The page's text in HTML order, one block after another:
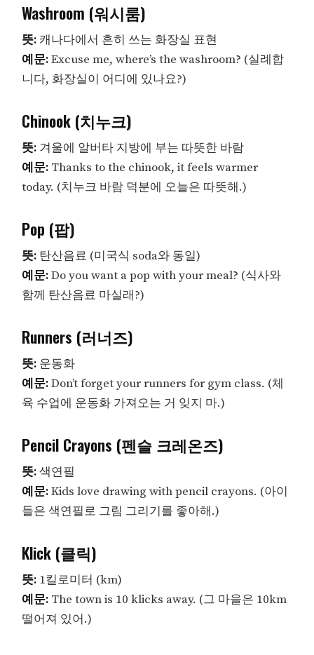
Washroom (워시룸)
뜻: 캐나다에서 흔히 쓰는 화장실 표현
예문:Excuse me, where’s the washroom? (실례합
니다, 화장실이 어디에 있나요?)
Chinook (치누크)
뜻: 겨울에 알버타 지방에 부는 따뜻한 바람
예문: Thanks to the chinook, it feels warmer
today. (치누크 바람 덕분에 오늘은 따뜻해.)
Pop (팝)
뜻: 탄산음료 (미국식 soda와 동일)
예문:Do you want a pop with your meal? (식사와
함께 탄산음료 마실래?)
Runners (러너즈)
뜻: 운동화
예문:Don’t forget your runners for gym class. (체
육 수업에 운동화 가져오는 거 잊지 마.)
Pencil Crayons (펜슬 크레온즈)
뜻:색연필
예문:Kids love drawing with pencil crayons. (아이
들은 색연필로 그림 그리기를 좋아해.)
Klick (클릭)
뜻: 1킬로미터 (km)
예문: The town is 10 klicks away. (그 마을은 10km
떨어져 있어.)